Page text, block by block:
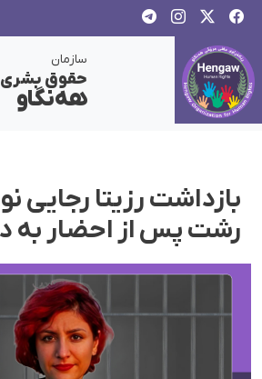
سازمان
حقوق بشری
هەنگاو
بازداشت رزیتا رجایی
رشت پس از احضار به